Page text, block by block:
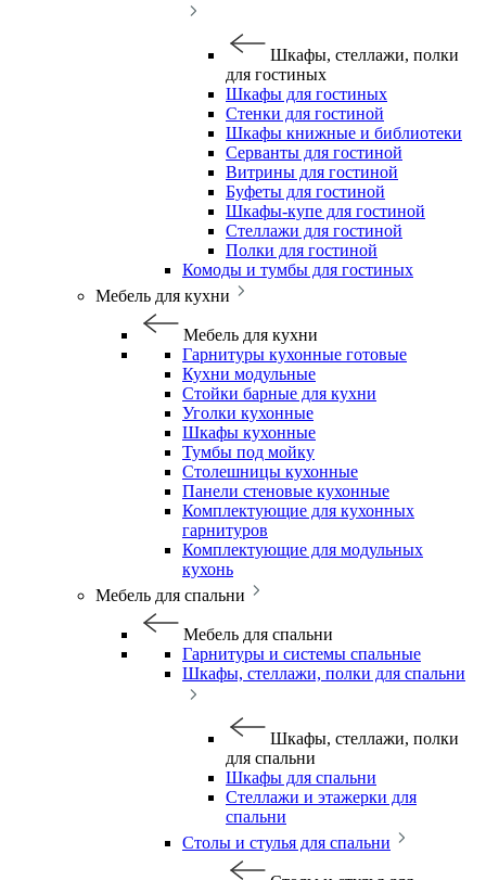
Шкафы, стеллажи, полки
для гостиных
Шкафы для гостиных
Стенки для гостиной
Шкафы книжные и библиотеки
Серванты для гостиной
Витрины для гостиной
Буфеты для гостиной
Шкафы-купе для гостиной
Стеллажи для гостиной
Полки для гостиной
Комоды и тумбы для гостиных
Мебель для кухни
Мебель для кухни
Гарнитуры кухонные готовые
Кухни модульные
Стойки барные для кухни
Уголки кухонные
Шкафы кухонные
Тумбы под мойку
Столешницы кухонные
Панели стеновые кухонные
Комплектующие для кухонных
гарнитуров
Комплектующие для модульных
кухонь
Мебель для спальни
Мебель для спальни
Гарнитуры и системы спальные
Шкафы, стеллажи, полки для спальни
Шкафы, стеллажи, полки
для спальни
Шкафы для спальни
Стеллажи и этажерки для
спальни
Столы и стулья для спальни